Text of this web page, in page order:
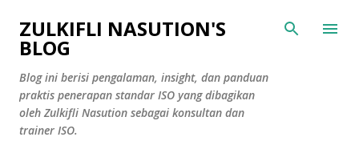
Skip to main content
ZULKIFLI NASUTION'S
BLOG
Blog ini berisi pengalaman, insight, dan panduan
praktis penerapan standar ISO yang dibagikan
oleh Zulkifli Nasution sebagai konsultan dan
trainer ISO.